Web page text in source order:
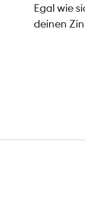
Egal wie
deinen